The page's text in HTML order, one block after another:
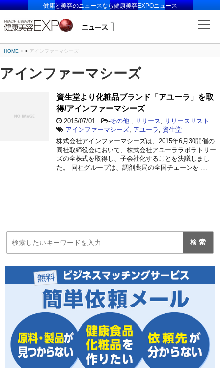
健康と美容のニュースなら健康美容EXPOニュース
HOME > アインファーマシーズ
アインファーマシーズ
資生堂より化粧品ブランド「アユーラ」を取
得/アインファーマシーズ
2015/07/01 -その他. リリース
リリースリスト
アインファーマシーズ アユーラ
資生堂
株式会社アインファーマシーズは、2015年6月30開催の
同社取締役会において、株式会社アユーララボラトリー
ズの全株式を取得し、子会社化することを決議しまし
た。 同社グループは、調剤薬局の全国チェーンを …